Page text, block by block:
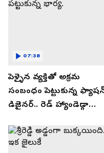
పెళ్ళైన వ్యక్తితో అక్రమ
సంబంధం పెట్టుకున్న
డిజైనర్.. రెడ్ హ్యాండెడ్గా
07:38